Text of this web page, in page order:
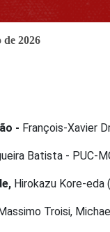
de 2026
- François-Xavier
Batista - PUC-
Hirokazu Kore-eda
Troisi,